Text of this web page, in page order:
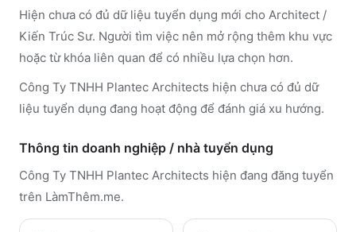
Hiện chưa có đủ dữ liệu tuyển dụng mới cho Architect /
Kiến Trúc Sư. Người tìm việc nên mở rộng thêm khu vực
hoặc từ khóa liên quan để có nhiều lựa chọn hơn.
Công Ty TNHH Plantec Architects hiện chưa có đủ dữ
liệu tuyển dụng đang hoạt động để đánh giá xu hướng.
Thông tin doanh nghiệp / nhà tuyển dụng
Công Ty TNHH Plantec Architects hiện đang đăng tuyển
trên LàmThêm.me.